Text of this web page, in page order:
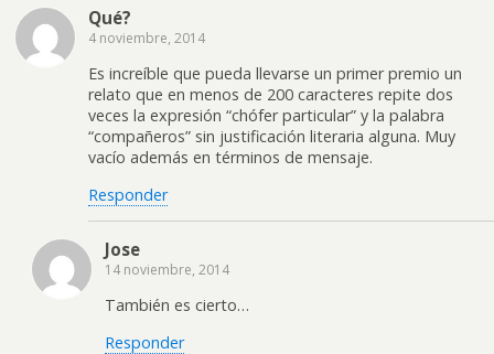
Qué?
4 noviembre, 2014
Es increíble que pueda llevarse un primer premio un
relato que en menos de 200 caracteres repite dos
veces la expresión “chófer particular” y la palabra
“compañeros” sin justificación literaria alguna. Muy
vacío además en términos de mensaje.
Responder
Jose
14 noviembre, 2014
También es cierto…
Responder